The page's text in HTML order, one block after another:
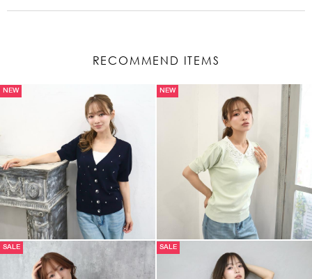
RECOMMEND ITEMS
NEW NEW
SALE SALE